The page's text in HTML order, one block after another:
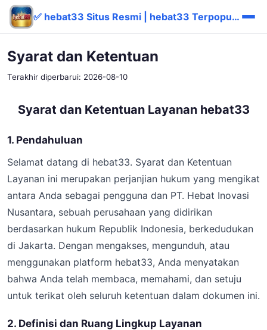
✅ hebat33 Situs Resmi | hebat33 Terpopuler Pasti Bayar
Syarat dan Ketentuan
Terakhir diperbarui: 2026-08-10
Syarat dan Ketentuan Layanan hebat33
1. Pendahuluan
Selamat datang di hebat33. Syarat dan Ketentuan
Layanan ini merupakan perjanjian hukum yang mengikat
antara Anda sebagai pengguna dan PT. Hebat Inovasi
Nusantara, sebuah perusahaan yang didirikan
berdasarkan hukum Republik Indonesia, berkedudukan
di Jakarta. Dengan mengakses, mengunduh, atau
menggunakan platform hebat33, Anda menyatakan
bahwa Anda telah membaca, memahami, dan setuju
untuk terikat oleh seluruh ketentuan dalam dokumen ini.
2. Definisi dan Ruang Lingkup Layanan